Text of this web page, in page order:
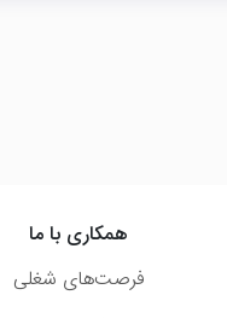
همکاری با ما
فرصت‌های شغلی